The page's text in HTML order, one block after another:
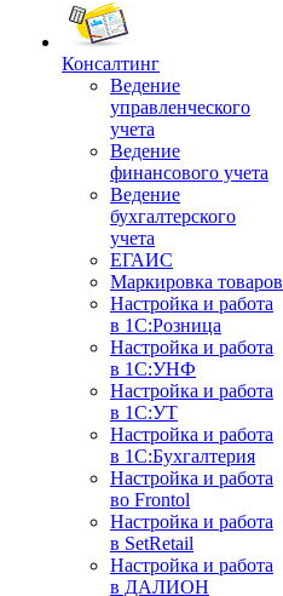
Консалтинг
Ведение
управленческого
учета
Ведение
финансового учета
Ведение
бухгалтерского
учета
ЕГАИС
Маркировка товаров
Настройка и работа
в 1С:Розница
Настройка и работа
в 1С:УНФ
Настройка и работа
в 1С:УТ
Настройка и работа
в 1С:Бухгалтерия
Настройка и работа
во Frontol
Настройка и работа
в SetRetail
Настройка и работа
в ДАЛИОН